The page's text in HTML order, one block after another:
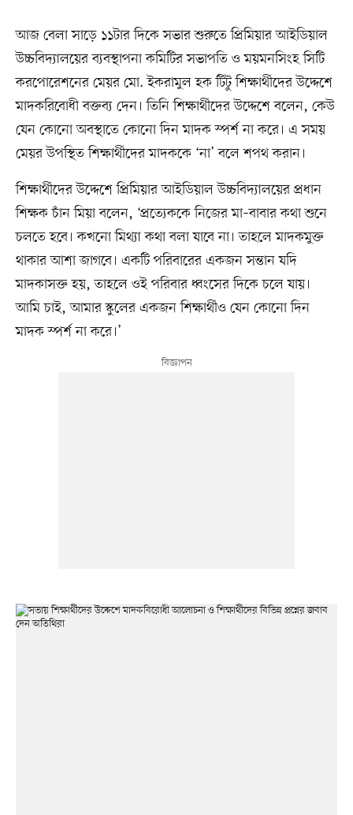
আজ বেলা সাড়ে ১১টার দিকে সভার শুরুতে প্রিমিয়ার আইডিয়াল
উচ্চবিদ্যালয়ের ব্যবস্থাপনা কমিটির সভাপতি ও ময়মনসিংহ সিটি
করপোরেশনের মেয়র মো. ইকরামুল হক টিটু শিক্ষার্থীদের উদ্দেশে
মাদকরিবোধী বক্তব্য দেন। তিনি শিক্ষার্থীদের উদ্দেশে বলেন, কেউ
যেন কোনো অবস্থাতে কোনো দিন মাদক স্পর্শ না করে। এ সময়
মেয়র উপস্থিত শিক্ষার্থীদের মাদককে ‘না’ বলে শপথ করান।
শিক্ষার্থীদের উদ্দেশে প্রিমিয়ার আইডিয়াল উচ্চবিদ্যালয়ের প্রধান
শিক্ষক চাঁন মিয়া বলেন, ‘প্রত্যেককে নিজের মা–বাবার কথা শুনে
চলতে হবে। কখনো মিথ্যা কথা বলা যাবে না। তাহলে মাদকমুক্ত
থাকার আশা জাগবে। একটি পরিবারের একজন সন্তান যদি
মাদকাসক্ত হয়, তাহলে ওই পরিবার ধ্বংসের দিকে চলে যায়।
আমি চাই, আমার স্কুলের একজন শিক্ষার্থীও যেন কোনো দিন
মাদক স্পর্শ না করে।’